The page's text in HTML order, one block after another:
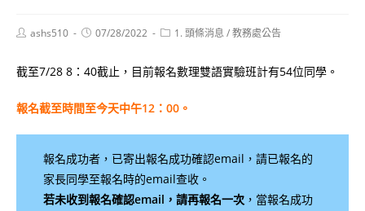
Postashs510
Post07/28/2022
Post1. 頭條消息 /教務處公告
截至7/28 8：40截止，目前報名數理雙語實驗班計有54位同學。
報名截至時間至今天中午12：00。
報名成功者，已寄出報名成功確認email，請已報名的
家長同學至報名時的email查收。
若未收到報名確認email，請再報名一次 ，當報名成功